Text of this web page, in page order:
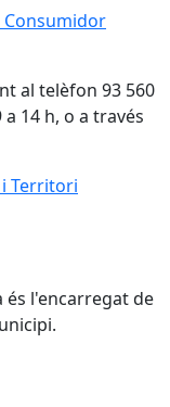
(OMIC)
al telèfon 93 560
14 h, o a través
Territori
Territori
és l'encarregat de